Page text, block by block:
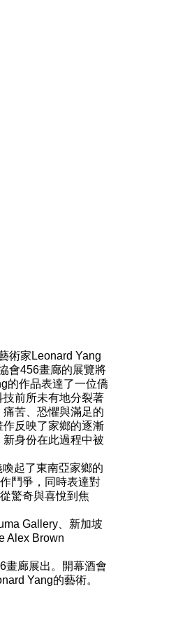
術家Leonard Yang
會456畫廊的展覽將
的作品表達了一位僑
前所未有地分裂著
苦、恐懼與滿足的
反映了家鄉的逐漸
身份在此過程中被
起了東南亞家鄉的
鬥爭，同時表達對
驚奇與喜悅到焦
Gallery、新加坡
Alex Brown
畫廊展出。開幕酒會
Yang的藝術。